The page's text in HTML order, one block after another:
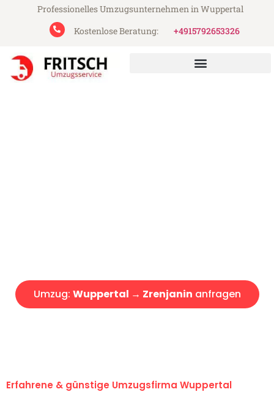
Professionelles Umzugsunternehmen in Wuppertal
Kostenlose Beratung:
+4915792653326
Umzug: Wuppertal → Zrenjanin anfragen
Erfahrene & günstige Umzugsfirma Wuppertal